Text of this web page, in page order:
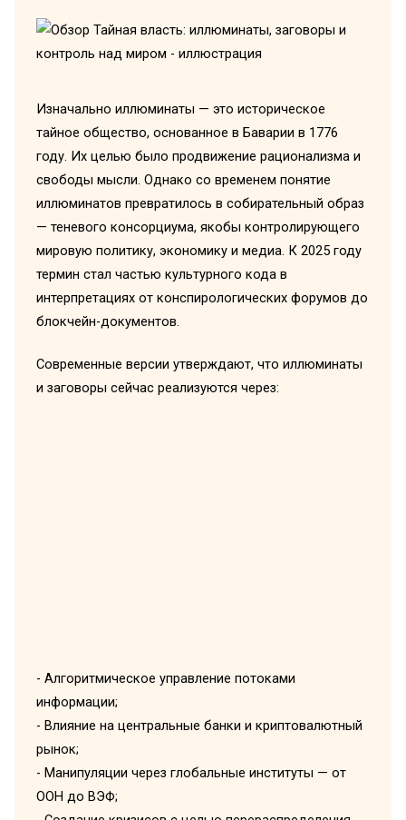
Изначально иллюминаты — это историческое
тайное общество, основанное в Баварии в 1776
году. Их целью было продвижение рационализма и
свободы мысли. Однако со временем понятие
иллюминатов превратилось в собирательный образ
— теневого консорциума, якобы контролирующего
мировую политику, экономику и медиа. К 2025 году
термин стал частью культурного кода в
интерпретациях от конспирологических форумов до
блокчейн-документов.
Современные версии утверждают, что иллюминаты
и заговоры сейчас реализуются через:
- Алгоритмическое управление потоками
информации;
- Влияние на центральные банки и криптовалютный
рынок;
- Манипуляции через глобальные институты — от
ООН до ВЭФ;